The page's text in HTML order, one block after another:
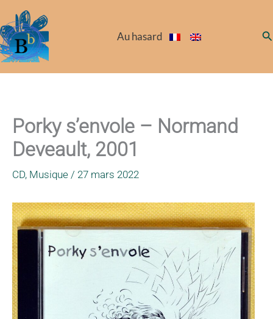
au
contenu
Au hasard
Porky s’envole – Normand
Deveault, 2001
CD, Musique / 27 mars 2022